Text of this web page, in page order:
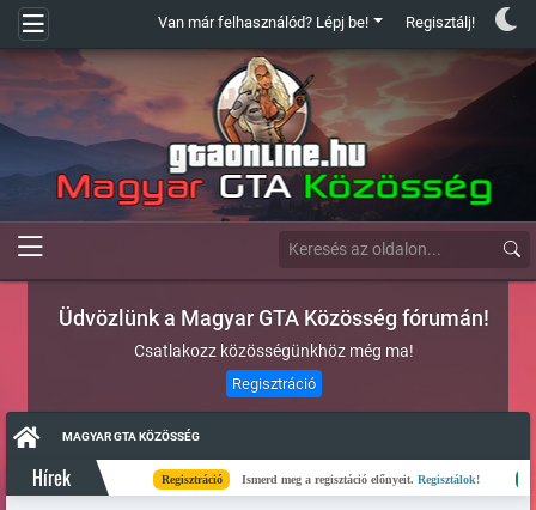
Van már felhasználód? Lépj be! Regisztálj!
Üdvözlünk a Magyar GTA Közösség fórumán!
Csatlakozz közösségünkhöz még ma!
Regisztráció
MAGYAR GTA KÖZÖSSÉG
Hírek Regisztráció Ismerd meg a regisztáció előnyeit.Regisztálok! Kész